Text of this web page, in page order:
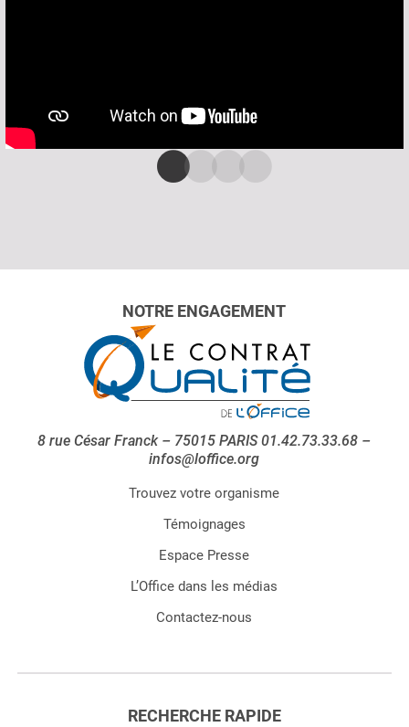
NOTRE ENGAGEMENT
8 rue César Franck – 75015 PARIS 01.42.73.33.68 –
infos@loffice.org
Trouvez votre organisme
Témoignages
Espace Presse
L’Office dans les médias
Contactez-nous
RECHERCHE RAPIDE